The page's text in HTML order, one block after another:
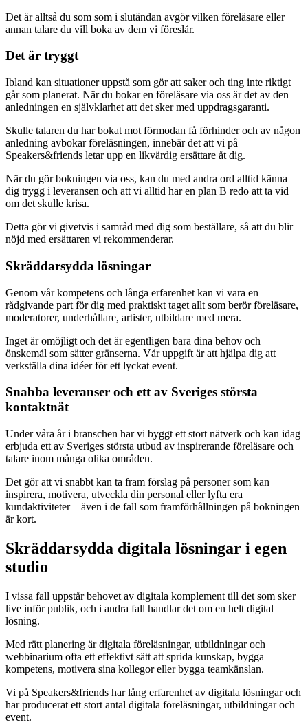
Det är alltså du som som i slutändan avgör vilken föreläsare eller
annan talare du vill boka av dem vi föreslår.
Det är tryggt
Ibland kan situationer uppstå som gör att saker och ting inte riktigt
går som planerat. När du bokar en föreläsare via oss är det av den
anledningen en självklarhet att det sker med uppdragsgaranti.
Skulle talaren du har bokat mot förmodan få förhinder och av någon
anledning avbokar föreläsningen, innebär det att vi på
Speakers&friends letar upp en likvärdig ersättare åt dig.
När du gör bokningen via oss, kan du med andra ord alltid känna
dig trygg i leveransen och att vi alltid har en plan B redo att ta vid
om det skulle krisa.
Detta gör vi givetvis i samråd med dig som beställare, så att du blir
nöjd med ersättaren vi rekommenderar.
Skräddarsydda lösningar
Genom vår kompetens och långa erfarenhet kan vi vara en
rådgivande part för dig med praktiskt taget allt som berör föreläsare,
moderatorer, underhållare, artister, utbildare med mera.
Inget är omöjligt och det är egentligen bara dina behov och
önskemål som sätter gränserna. Vår uppgift är att hjälpa dig att
verkställa dina idéer för ett lyckat event.
Snabba leveranser och ett av Sveriges största
kontaktnät
Under våra år i branschen har vi byggt ett stort nätverk och kan idag
erbjuda ett av Sveriges största utbud av inspirerande föreläsare och
talare inom många olika områden.
Det gör att vi snabbt kan ta fram förslag på personer som kan
inspirera, motivera, utveckla din personal eller lyfta era
kundaktiviteter – även i de fall som framförhållningen på bokningen
är kort.
Skräddarsydda digitala lösningar i egen
studio
I vissa fall uppstår behovet av digitala komplement till det som sker
live inför publik, och i andra fall handlar det om en helt digital
lösning.
Med rätt planering är digitala föreläsningar, utbildningar och
webbinarium ofta ett effektivt sätt att sprida kunskap, bygga
kompetens, motivera sina kollegor eller bygga teamkänslan.
Vi på Speakers&friends har lång erfarenhet av digitala lösningar och
har producerat ett stort antal digitala föreläsningar, utbildningar och
event.